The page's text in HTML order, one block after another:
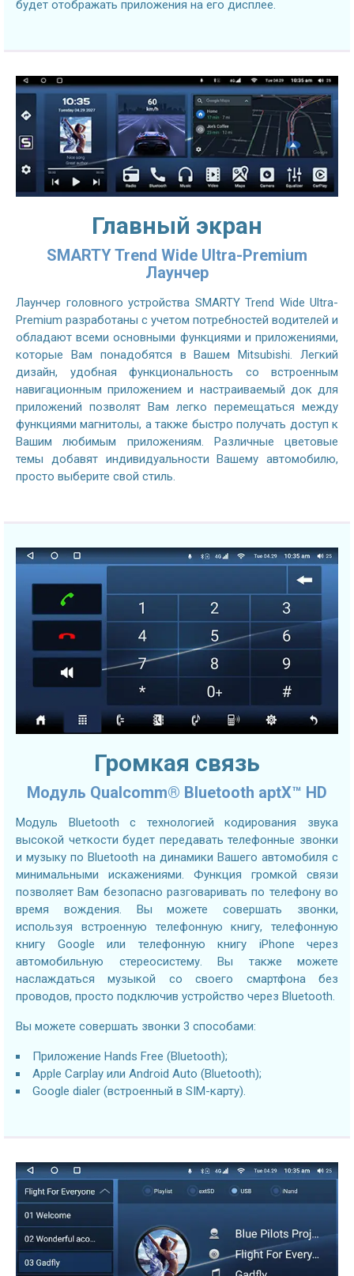
будет отображать приложения на его дисплее.
Главный экран
SMARTY Trend Wide Ultra-Premium
Лаунчер
Лаунчер головного устройства SMARTY Trend Wide Ultra-
Premium разработаны с учетом потребностей водителей и
обладают всеми основными функциями и приложениями,
которые Вам понадобятся в Вашем Mitsubishi. Легкий
дизайн, удобная функциональность со встроенным
навигационным приложением и настраиваемый док для
приложений позволят Вам легко перемещаться между
функциями магнитолы, а также быстро получать доступ к
Вашим любимым приложениям. Различные цветовые
темы добавят индивидуальности Вашему автомобилю,
просто выберите свой стиль.
Громкая связь
Модуль Qualcomm® Bluetooth aptX™ HD
Модуль Bluetooth с технологией кодирования звука
высокой четкости будет передавать телефонные звонки
и музыку по Bluetooth на динамики Вашего автомобиля с
минимальными искажениями. Функция громкой связи
позволяет Вам безопасно разговаривать по телефону во
время вождения. Вы можете совершать звонки,
используя встроенную телефонную книгу, телефонную
книгу Google или телефонную книгу iPhone через
автомобильную стереосистему. Вы также можете
наслаждаться музыкой со своего смартфона без
проводов, просто подключив устройство через Bluetooth.
Вы можете совершать звонки 3 способами:
Приложение Hands Free (Bluetooth);
Apple Carplay или Android Auto (Bluetooth);
Google dialer (встроенный в SIM-карту).